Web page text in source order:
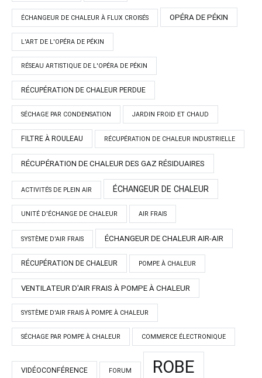
ÉCHANGEUR DE CHALEUR À FLUX CROISÉS OPÉRA DE PÉKIN
L'ART DE L'OPÉRA DE PÉKIN
RÉSEAU ARTISTIQUE DE L'OPÉRA DE PÉKIN
RÉCUPÉRATION DE CHALEUR PERDUE
SÉCHAGE PAR CONDENSATION JARDIN FROID ET CHAUD
FILTRE À ROULEAU RÉCUPÉRATION DE CHALEUR INDUSTRIELLE
RÉCUPÉRATION DE CHALEUR DES GAZ RÉSIDUAIRES
ACTIVITÉS DE PLEIN AIR ÉCHANGEUR DE CHALEUR
UNITÉ D'ÉCHANGE DE CHALEUR AIR FRAIS
SYSTÈME D'AIR FRAIS ÉCHANGEUR DE CHALEUR AIR-AIR
RÉCUPÉRATION DE CHALEUR POMPE À CHALEUR
VENTILATEUR D'AIR FRAIS À POMPE À CHALEUR
SYSTÈME D'AIR FRAIS À POMPE À CHALEUR
SÉCHAGE PAR POMPE À CHALEUR COMMERCE ÉLECTRONIQUE
VIDÉOCONFÉRENCE FORUM ROBE